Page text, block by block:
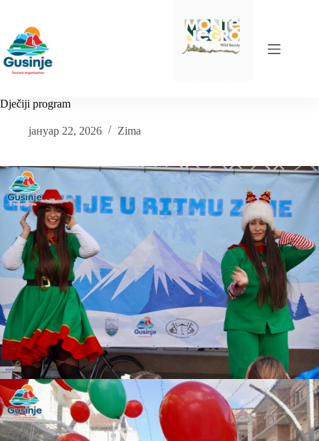
content
Dječiji program
јануар 22, 2026 Zima